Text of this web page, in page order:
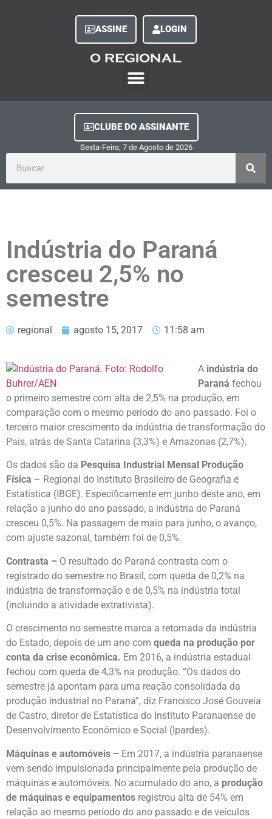
ASSINE LOGIN
CLUBE DO ASSINANTE
Sexta-Feira, 7de Agostode 2026
Indústria do Paraná
cresceu 2,5% no
semestre
regional agosto 15, 2017 11:58 am
A indústria do
Paraná fechou
o primeiro semestre com alta de 2,5% na produção, em
comparação com o mesmo período do ano passado. Foi o
terceiro maior crescimento da indústria de transformação do
País, atrás de Santa Catarina (3,3%) e Amazonas (2,7%).
Os dados são da Pesquisa Industrial Mensal Produção
Física – Regional do Instituto Brasileiro de Geografia e
Estatística (IBGE). Especificamente em junho deste ano, em
relação a junho do ano passado, a indústria do Paraná
cresceu 0,5%. Na passagem de maio para junho, o avanço,
com ajuste sazonal, também foi de 0,5%.
Contrasta – O resultado do Paraná contrasta com o
registrado do semestre no Brasil, com queda de 0,2% na
indústria de transformação e de 0,5% na indústria total
(incluindo a atividade extrativista).
O crescimento no semestre marca a retomada da indústria
do Estado, depois de um ano com queda na produção por
conta da crise econômica. Em 2016, a indústria estadual
fechou com queda de 4,3% na produção. “Os dados do
semestre já apontam para uma reação consolidada da
produção industrial no Paraná”, diz Francisco José Gouveia
de Castro, diretor de Estatística do Instituto Paranaense de
Desenvolvimento Econômico e Social (Ipardes).
Máquinas e automóveis – Em 2017, a indústria paranaense
vem sendo impulsionada principalmente pela produção de
máquinas e automóveis. No acumulado do ano, a produção
de máquinas e equipamentos registrou alta de 54% em
relação ao mesmo período do ano passado e de veículos